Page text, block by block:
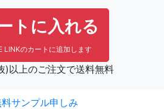
トに入れる
LINKのカートに追加します
)以上のご注文で送料無料